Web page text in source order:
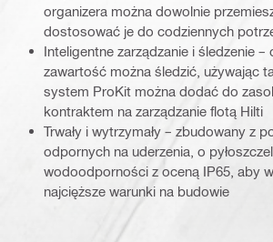
organizera można dowolnie
dostosować je do codziennych
Inteligentne zarządzanie i śledzenie –
zawartość można śledzić, używając
system ProKit można dodać do
kontraktem na zarządzanie flotą Hilti
Trwały i wytrzymały – zbudowany z
odpornych na uderzenia, o
wodoodporności z oceną IP65, aby
najcięższe warunki na budowie